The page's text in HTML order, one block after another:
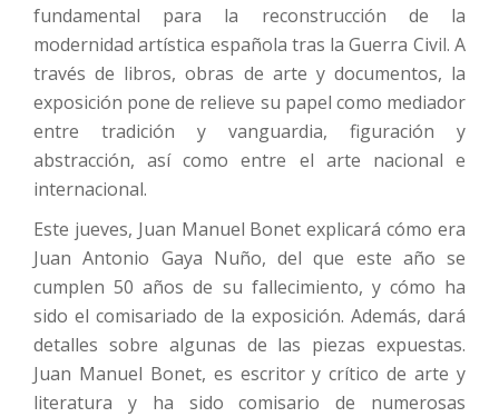
fundamental para la reconstrucción de la
modernidad artística española tras la Guerra Civil. A
través de libros, obras de arte y documentos, la
exposición pone de relieve su papel como mediador
entre tradición y vanguardia, figuración y
abstracción, así como entre el arte nacional e
internacional.
Este jueves, Juan Manuel Bonet explicará cómo era
Juan Antonio Gaya Nuño, del que este año se
cumplen 50 años de su fallecimiento, y cómo ha
sido el comisariado de la exposición. Además, dará
detalles sobre algunas de las piezas expuestas.
Juan Manuel Bonet, es escritor y crítico de arte y
literatura y ha sido comisario de numerosas